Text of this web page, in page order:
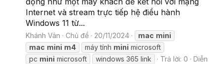
Internet và stream trực tiếp hệ điều hành
Windows 11 từ...
Khánh Vân Chủ đề 20/11/2024 mac mini
mac mini m4 máy tính mini microsoft
pc mini microsoft windows 365 link Trả lời: 0
Diễn